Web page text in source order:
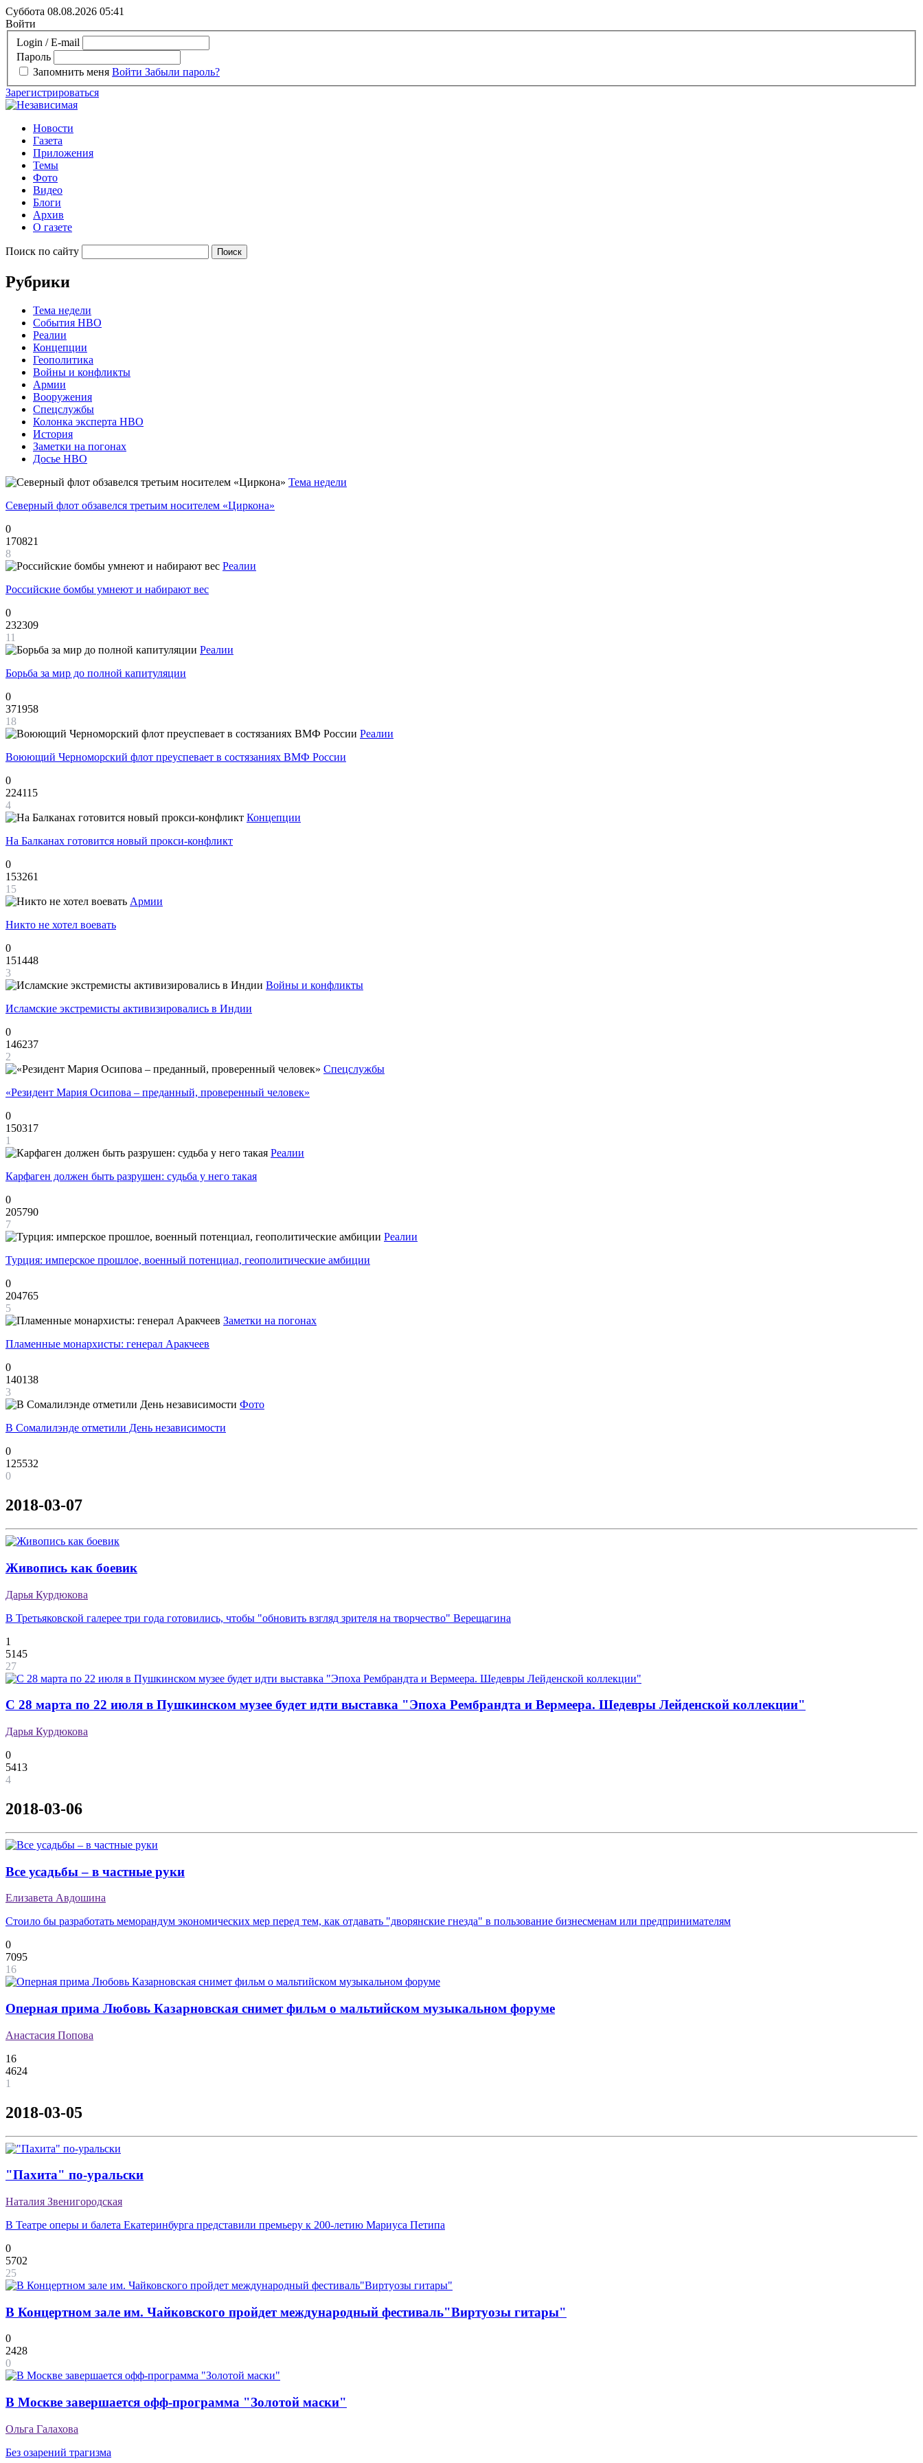
Суббота 08.08.2026 05:41
Войти
Login / E-mail
Пароль
Запомнить меня Войти Забыли пароль?
Зарегистрироваться
Новости
Газета
Приложения
Темы
Фото
Видео
Блоги
Архив
О газете
Поиск по сайту
Рубрики
Тема недели
События НВО
Реалии
Концепции
Геополитика
Войны и конфликты
Армии
Вооружения
Спецслужбы
Колонка эксперта НВО
История
Заметки на погонах
Досье НВО
Тема недели
Северный флот обзавелся третьим носителем «Циркона»
0
170821
8
Реалии
Российские бомбы умнеют и набирают вес
0
232309
11
Реалии
Борьба за мир до полной капитуляции
0
371958
18
Реалии
Воюющий Черноморский флот преуспевает в состязаниях ВМФ России
0
224115
4
Концепции
На Балканах готовится новый прокси-конфликт
0
153261
15
Армии
Никто не хотел воевать
0
151448
3
Войны и конфликты
Исламские экстремисты активизировались в Индии
0
146237
2
Спецслужбы
«Резидент Мария Осипова – преданный, проверенный человек»
0
150317
1
Реалии
Карфаген должен быть разрушен: судьба у него такая
0
205790
7
Реалии
Турция: имперское прошлое, военный потенциал, геополитические амбиции
0
204765
5
Заметки на погонах
Пламенные монархисты: генерал Аракчеев
0
140138
3
Фото
В Сомалилэнде отметили День независимости
0
125532
0
2018-03-07
Живопись как боевик
Дарья Курдюкова
В Третьяковской галерее три года готовились, чтобы "обновить взгляд зрителя на творчество" Верещагина
1
5145
27
С 28 марта по 22 июля в Пушкинском музее будет идти выставка "Эпоха Рембрандта и Вермеера. Шедевры Лейденской коллекции"
Дарья Курдюкова
0
5413
4
2018-03-06
Все усадьбы – в частные руки
Елизавета Авдошина
Стоило бы разработать меморандум экономических мер перед тем, как отдавать "дворянские гнезда" в пользование бизнесменам или предпринимателям
0
7095
16
Оперная прима Любовь Казарновская снимет фильм о мальтийском музыкальном форуме
Анастасия Попова
16
4624
1
2018-03-05
"Пахита" по-уральски
Наталия Звенигородская
В Театре оперы и балета Екатеринбурга представили премьеру к 200-летию Мариуса Петипа
0
5702
25
В Концертном зале им. Чайковского пройдет международный фестиваль"Виртуозы гитары"
0
2428
0
В Москве завершается офф-программа "Золотой маски"
Ольга Галахова
Без озарений трагизма